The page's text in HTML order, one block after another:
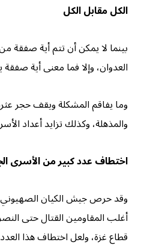
الكل مقابل الكل
بينما لا يمكن أن تتم أية صفقة
العدوان، وإلا فما معنى أية
والمذهلة، وكذلك تزايد أعداد
اختطاف عدد كبير من الأسرى
وقد حرص جيش الكيان الصهيوني
أغلب المقاومين القتال حتى
قطاع غزة، ولعل اختطاف هذا